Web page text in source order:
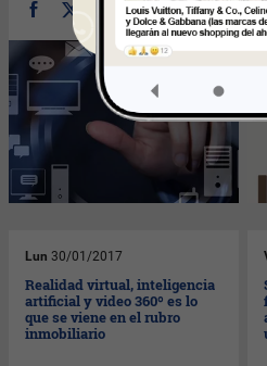
Lun 30/01/2017
Realidad virtual, inteligencia
artificial y video 360º es lo
que se viene en el rubro
inmobiliario